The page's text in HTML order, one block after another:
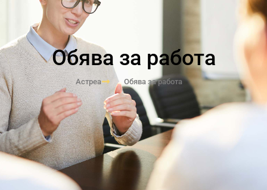
Обява за работа
Астреа Обява за работа